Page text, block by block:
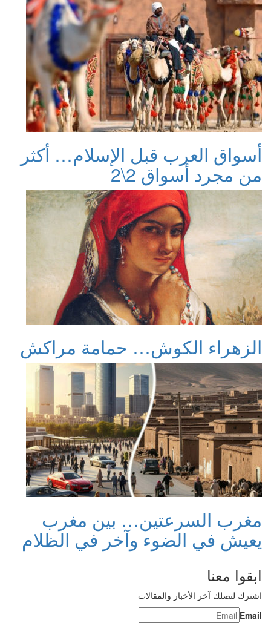
أسواق العرب قبل الإسلام… أكثر
من مجرد أسواق 2\2
الزهراء الكوش… حمامة مراكش
مغرب السرعتين… بين مغرب
يعيش في الضوء وآخر في الظلام
ابقوا معنا
اشترك لتصلك آخر الأخبار والمقالات
Email